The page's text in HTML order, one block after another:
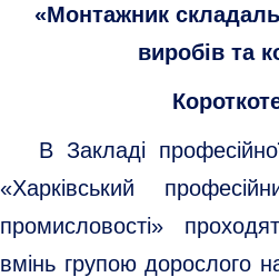
«Монтажник
виробів та
В Закладі професійної
«Харківський
промисловості»
вмінь групою дорослого